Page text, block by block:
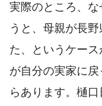
実際のところ、
うと、母親が長
た、というケー
が自分の実家に
らあります。樋